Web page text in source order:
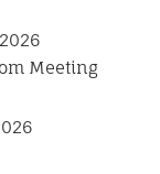
Meeting